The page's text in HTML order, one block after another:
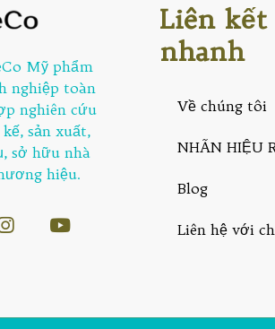
Mỹ phẩm
nghiệp toàn
nghiên cứu
sản xuất,
sở hữu nhà
hiệu.
Liên kết
nhanh
Về chúng tôi
NHÃN HIỆU
Blog
Liên hệ với